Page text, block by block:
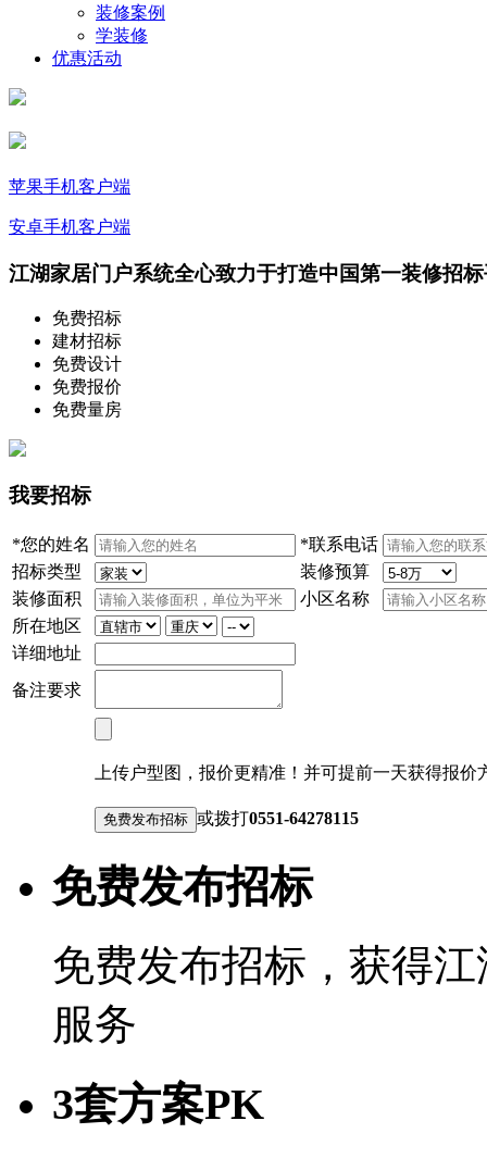
装修案例
学装修
优惠活动
苹果手机客户端
安卓手机客户端
江湖家居门户系统全心致力于打造中国第一装修招
免费招标
建材招标
免费设计
免费报价
免费量房
我要招标
*您的姓名 *联系电话
招标类型
装修预算
装修面积
小区名称
所在地区
详细地址
备注要求
上传户型图，报价更精准！并可提前一天获得报价
或拨打0551-64278115
免费发布招标
免费发布招标，获得
服务
3套方案PK